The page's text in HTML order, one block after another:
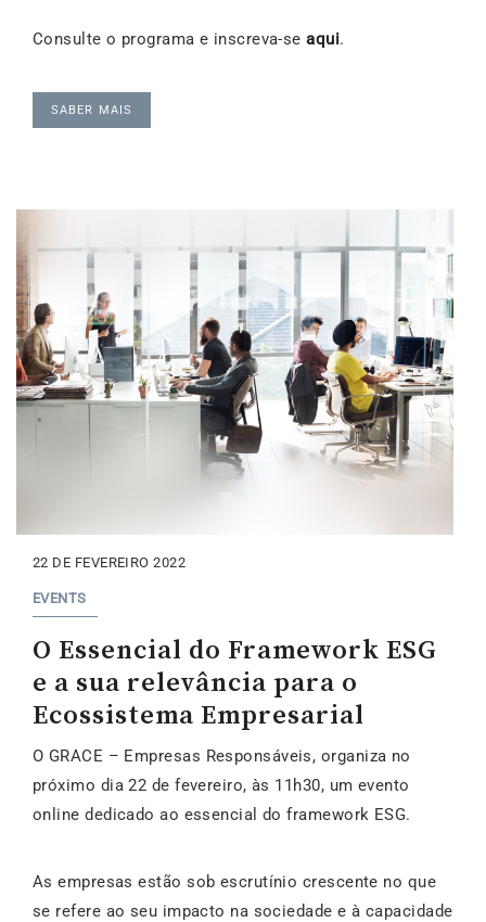
Consulte o programa e inscreva-seaqui.
SABER MAIS
22 DE FEVEREIRO 2022
EVENTS
O Essencial do Framework ESG
e a sua relevância para o
Ecossistema Empresarial
O GRACE – Empresas Responsáveis, organiza no
próximo dia 22 de fevereiro, às 11h30, um evento
online dedicado ao essencial do framework ESG.
As empresas estão sob escrutínio crescente no que
se refere ao seu impacto na sociedade e à capacidade